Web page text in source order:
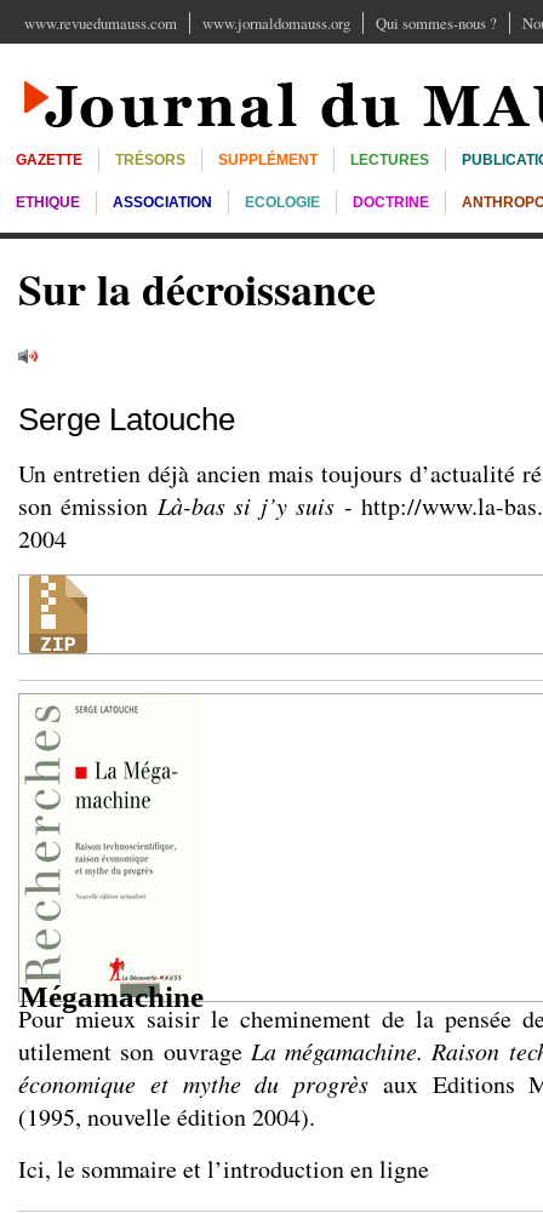
www.revuedumauss.com www.jornaldomauss.org Qui sommes-nous ?
GAZETTE TRÉSORS SUPPLÉMENT LECTURES
ETHIQUE ASSOCIATION ECOLOGIE DOCTRINE
Sur la décroissance
Serge Latouche
Un entretien déjà ancien mais toujours d’actualité
son émission Là-bas si j’y suis -http://www.la-
2004
Mégamachine
Pour mieux saisir le cheminement de la pensée
utilement son ouvrage La mégamachine. Raison
économique et mythe du progrès aux Editions
(1995, nouvelle édition 2004).
Ici, le sommaire et l’introduction en ligne